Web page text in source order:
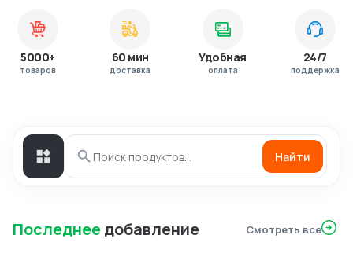
5000+
товаров
60 мин
доставка
Удобная
оплата
24/7
поддержка
Найти
Последнеедобавление Смотреть все